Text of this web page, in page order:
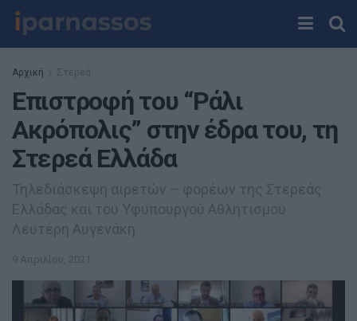
Αρχική Στερεά
Επιστροφή του “Ράλι
Ακρόπολις” στην έδρα του, τη
Στερεά Ελλάδα
Τηλεδιάσκεψη αιρετών – φορέων της Στερεάς
Ελλάδας και του Υφυπουργού Αθλητισμού
Λευτέρη Αυγενάκη
9 Απριλίου, 2021